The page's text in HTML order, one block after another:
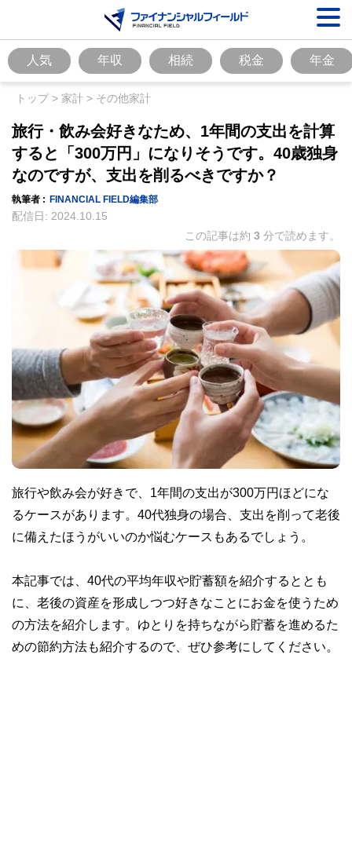
人気 年収 相続 税金 年金
トップ> 家計 > その他家計
旅行・飲み会好きなため、1年間の支出を計算
すると「300万円」になりそうです。40歳独身
なのですが、支出を削るべきですか？
執筆者 : FINANCIAL FIELD編集部
配信日: 2024.10.15
この記事は約 3 分で読めます。
旅行や飲み会が好きで、1年間の支出が300万円ほどにな
るケースがあります。40代独身の場合、支出を削って老後
に備えたほうがいいのか悩むケースもあるでしょう。
本記事では、40代の平均年収や貯蓄額を紹介するととも
に、老後の資産を形成しつつ好きなことにお金を使うため
の方法を紹介します。ゆとりを持ちながら貯蓄を進めるた
めの節約方法も紹介するので、ぜひ参考にしてください。